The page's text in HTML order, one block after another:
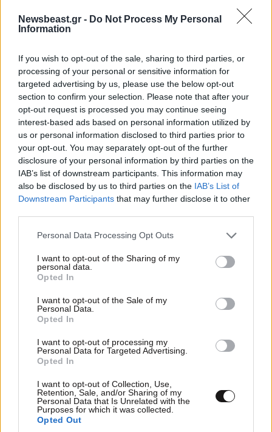
Newsbeast.gr - Do Not Process My Personal
Information
If you wish to opt-out of the sale, sharing to third parties, or
processing of your personal or sensitive information for
targeted advertising by us, please use the below opt-out
section to confirm your selection. Please note that after your
opt-out request is processed you may continue seeing
interest-based ads based on personal information utilized by
us or personal information disclosed to third parties prior to
your opt-out. You may separately opt-out of the further
disclosure of your personal information by third parties on the
IAB’s list of downstream participants. This information may
also be disclosed by us to third parties on the IAB’s List of
Downstream Participants that may further disclose it to other
Please note that this website/app uses one or more Google
not limited to your visit or usage behaviour. You may click to
grant or deny consent to Google and its third-party tags to
use your data for below specified purposes in below Google
consent section.
Personal Data Processing Opt Outs
I want to opt-out of the Sharing of my
personal data.
Opted In
I want to opt-out of the Sale of my
Personal Data.
Opted In
I want to opt-out of processing my
Personal Data for Targeted Advertising.
Opted In
I want to opt-out of Collection, Use,
Retention, Sale, and/or Sharing of my
Personal Data that Is Unrelated with the
Purposes for which it was collected.
Opted Out
Διαβάστε και ακολουθήστε τους κανόνες σχολιασμού
ΠΡΟΣΘΗΚΗ
nick1962 15·06·2012 17:44
ΦΤΑΙΕΙ Ο ΣΥΡΙΖΑ.
Απαντήστε 3